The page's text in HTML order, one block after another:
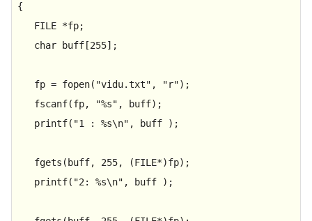
{
   FILE *fp;
   char buff[
255];
   fp = fopen(
"vidu.txt" , "r");
   fscanf(fp,
"%s" , buff);
printf( "1 : %s\n" , buff );
   fgets(buff,
255, (FILE*)fp);
printf( "2: %s\n" , buff );